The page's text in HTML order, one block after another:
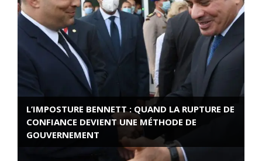
L’IMPOSTURE BENNETT : QUAND LA RUPTURE DE
CONFIANCE DEVIENT UNE MÉTHODE DE
GOUVERNEMENT